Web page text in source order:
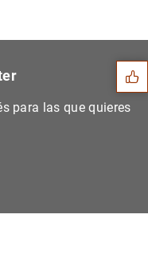
Sugerencias
para las que quieres